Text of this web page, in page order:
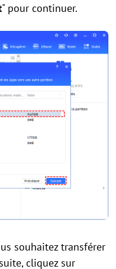
" pour continuer.
souhaitez transférer
cliquez sur